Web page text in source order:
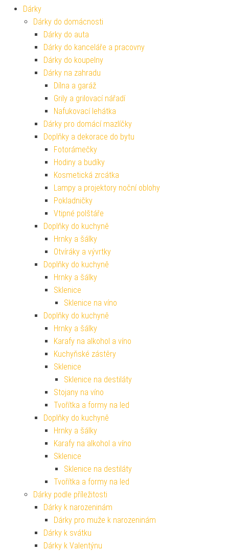
Dárky
Dárky do domácnosti
Dárky do auta
Dárky do kanceláře a pracovny
Dárky do koupelny
Dárky na zahradu
Dílna a garáž
Grily a grilovací nářadí
Nafukovací lehátka
Dárky pro domácí mazlíčky
Doplňky a dekorace do bytu
Fotorámečky
Hodiny a budíky
Kosmetická zrcátka
Lampy a projektory noční oblohy
Pokladničky
Vtipné polštáře
Doplňky do kuchyně
Hrnky a šálky
Otvíráky a vývrtky
Doplňky do kuchyně
Hrnky a šálky
Sklenice
Sklenice na víno
Doplňky do kuchyně
Hrnky a šálky
Karafy na alkohol a víno
Kuchyňské zástěry
Sklenice
Sklenice na destiláty
Stojany na víno
Tvořítka a formy na led
Doplňky do kuchyně
Hrnky a šálky
Karafy na alkohol a víno
Sklenice
Sklenice na destiláty
Tvořítka a formy na led
Dárky podle příležitosti
Dárky k narozeninám
Dárky pro muže k narozeninám
Dárky k svátku
Dárky k Valentýnu